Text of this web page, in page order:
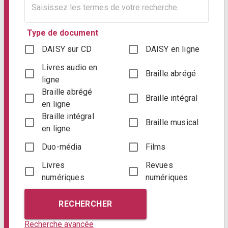
Type de document
DAISY sur CD
DAISY en ligne
Livres audio en
ligne
Braille abrégé
Braille abrégé
en ligne
Braille intégral
Braille intégral
en ligne
Braille musical
Duo-média
Films
Livres
numériques
Revues
numériques
RECHERCHER
Recherche avancée